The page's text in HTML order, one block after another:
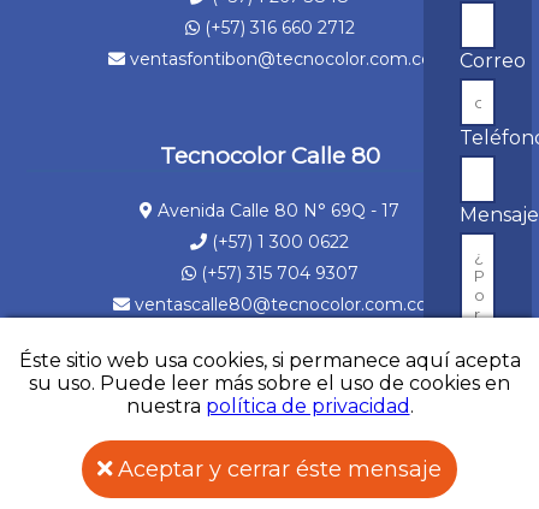
Asesoría en Whatsapp
(+57) 316 660 2712
ventasfontibon@tecnocolor.com.co
Tecnocolor Calle 80
Avenida Calle 80 N° 69Q - 17
(+57) 1 300 0622
(+57) 315 704 9307
ventascalle80@tecnocolor.com.co
©2021 Tecnocolor Todos los derechos reservados
SolucionesDW
Éste sitio web usa cookies, si permanece aquí acepta
su uso. Puede leer más sobre el uso de cookies en
nuestra política de privacidad .
Aceptar y cerrar éste mensaje
Correo
Mensaje